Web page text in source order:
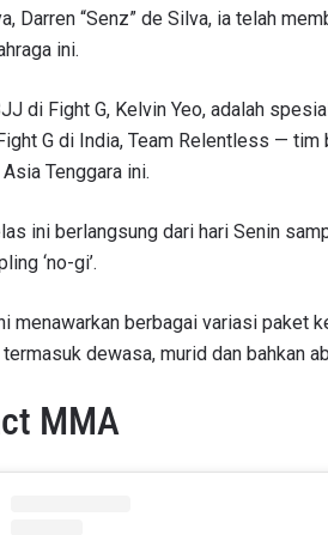
Darren “Senz” de Silva, ia telah
ini.
di Fight G, Kelvin Yeo, adalah
G di India, Team Relentless — tim
Tenggara ini.
ini berlangsung dari hari Senin
‘no-gi’.
menawarkan berbagai variasi paket
dewasa, murid dan bahkan
MMA